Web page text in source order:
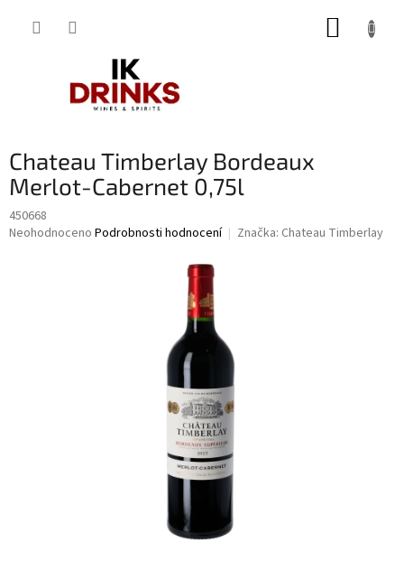
Chateau Timberlay Bordeaux
Merlot-Cabernet 0,75l
450668
Průměrné
Neohodnoceno Podrobnosti hodnocení Značka: Chateau Timberlay